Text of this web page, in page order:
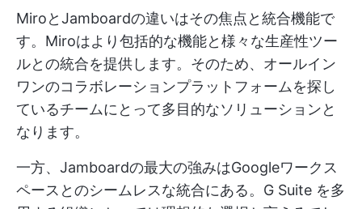
MiroとJamboardの違いはその焦点と統合機能で
す。Miroはより包括的な機能と様々な生産性ツー
ルとの統合を提供します。そのため、オールイン
ワンのコラボレーションプラットフォームを探し
ているチームにとって多目的なソリューションと
なります。
一方、Jamboardの最大の強みはGoogleワークス
ペースとのシームレスな統合にある。G Suite を多